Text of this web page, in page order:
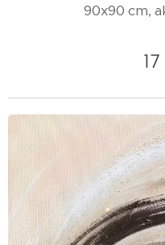
90x90 cm,